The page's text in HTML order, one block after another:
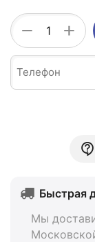
+
−
Быстрая
Мы